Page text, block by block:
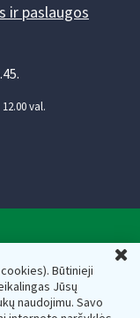
Būtinieji
Jūsų
naudojimu. Savo
ir paslaugos
val.
el.paštas: